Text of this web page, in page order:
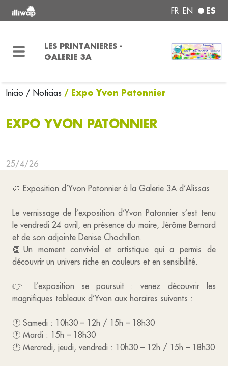
FR EN ES
LES PRINTANIERES -
GALERIE 3A
Inicio / Noticias / Expo Yvon Patonnier
EXPO YVON PATONNIER
25/4/26
🎨 Exposition d’Yvon Patonnier à la Galerie 3A d’Alissas
Le vernissage de l’exposition d’Yvon Patonnier s’est tenu
le vendredi 24 avril, en présence du maire, Jérôme Bernard
et de son adjointe Denise Chochillon.
👏Un moment convivial et artistique qui a permis de
découvrir un univers riche en couleurs et en sensibilité.
👉 L’exposition se poursuit : venez découvrir les
magnifiques tableaux d’Yvon aux horaires suivants :
🕐 Samedi : 10h30 – 12h / 15h – 18h30
🕐 Mardi : 15h – 18h30
🕐 Mercredi, jeudi, vendredi : 10h30 – 12h / 15h – 18h30